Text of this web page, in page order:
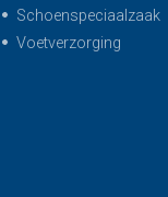
Schoenspeciaalzaak
Voetverzorging